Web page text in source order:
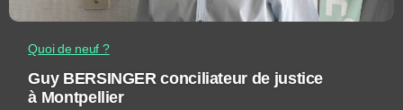
Quoi de neuf ?
Guy BERSINGER conciliateur de justice
à Montpellier